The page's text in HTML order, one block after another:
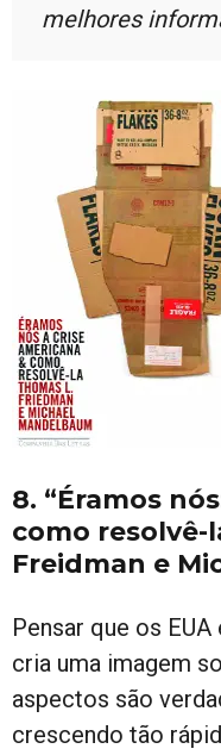
melhores
8. “Éramos
como resolvê-
Freidman e
Pensar que os
cria uma imagem
aspectos são
crescendo tão